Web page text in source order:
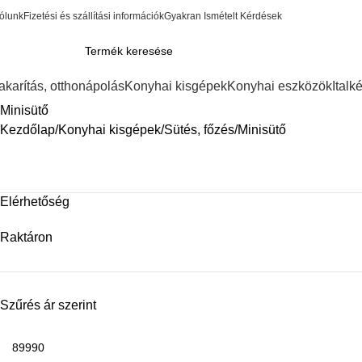
Fizetési és szállítási információkGyakran Ismételt Kérdések
otthonápolásKonyhai kisgépekKonyhai eszközök
Minisütő
Kezdőlap Konyhai kisgépek Sütés, főzés Minisütő
Elérhetőség
Raktáron
Szűrés ár szerint